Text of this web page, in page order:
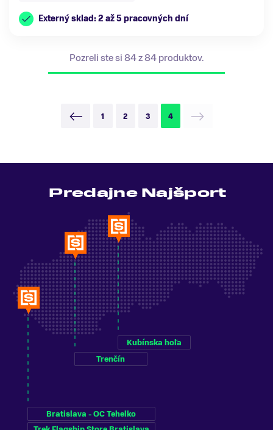
Externý sklad: 2 až 5 pracovných dní
Pozreli ste si 84 z 84 produktov.
1 2 3 4
Predajne Najšport
Bratislava - OC Tehelko
Trenčín
Kubínska hoľa